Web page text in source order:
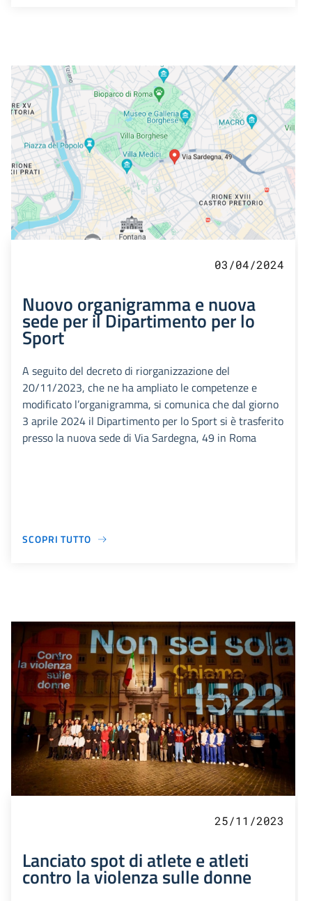
03/04/2024
Nuovo organigramma e nuova
sede per il Dipartimento per lo
Sport
A seguito del decreto di riorganizzazione del
20/11/2023, che ne ha ampliato le competenze e
modificato l’organigramma, si comunica che dal giorno
3 aprile 2024 il Dipartimento per lo Sport si è trasferito
presso la nuova sede di Via Sardegna, 49 in Roma
SCOPRI TUTTO
25/11/2023
Lanciato spot di atlete e atleti
contro la violenza sulle donne